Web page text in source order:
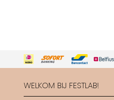
WELKOM BIJ FESTLAB!